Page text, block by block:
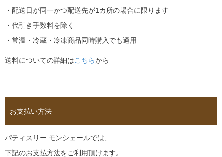
・配送日が同一かつ配送先が1カ所の場合に限ります
・代引き手数料を除く
・常温・冷蔵・冷凍商品同時購入でも適用
送料についての詳細はこちらから
お支払い方法
パティスリー モンシェールでは、
下記のお支払方法をご利用頂けます。